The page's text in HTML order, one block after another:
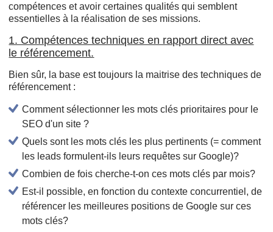
compétences et avoir certaines qualités qui semblent
essentielles à la réalisation de ses missions.
1. Compétences techniques en rapport direct avec
le référencement.
Bien sûr, la base est toujours la maitrise des techniques de
référencement :
Comment sélectionner les mots clés prioritaires pour le
SEO d'un site ?
Quels sont les mots clés les plus pertinents (= comment
les leads formulent-ils leurs requêtes sur Google)?
Combien de fois cherche-t-on ces mots clés par mois?
Est-il possible, en fonction du contexte concurrentiel, de
référencer les meilleures positions de Google sur ces
mots clés?